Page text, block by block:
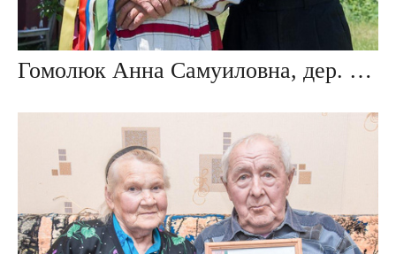
Гомолюк Анна Самуиловна, дер. Повитье, Беларусь